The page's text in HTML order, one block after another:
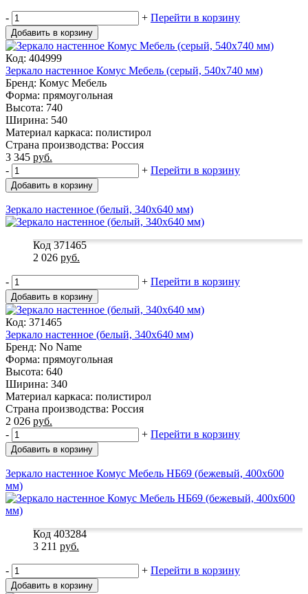
- + Перейти в корзину
Добавить в корзину
Код: 404999
Зеркало настенное Комус Мебель (серый, 540х740 мм)
Бренд: Комус Мебель
Форма: прямоугольная
Высота: 740
Ширина: 540
Материал каркаса: полистирол
Страна производства: Россия
3 345 руб.
-
+ Перейти в корзину
Добавить в корзину
Зеркало настенное (белый, 340х640 мм)
Код 371465
2 026 руб.
- + Перейти в корзину
Добавить в корзину
Код: 371465
Зеркало настенное (белый, 340х640 мм)
Бренд: No Name
Форма: прямоугольная
Высота: 640
Ширина: 340
Материал каркаса: полистирол
Страна производства: Россия
2 026 руб.
-
+ Перейти в корзину
Добавить в корзину
Зеркало настенное Комус Мебель НБ69 (бежевый, 400х600
мм)
Код 403284
3 211 руб.
- + Перейти в корзину
Добавить в корзину